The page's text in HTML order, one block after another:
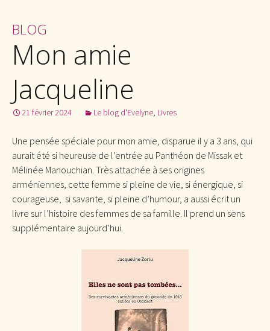
BLOG
Mon amie
Jacqueline
21 février 2024 Le blog d'Evelyne, Livres
Une pensée spéciale pour mon amie, disparue il y a 3 ans, qui
aurait été si heureuse de l’entrée au Panthéon de Missak et
Mélinée Manouchian. Très attachée à ses origines
arméniennes, cette femme si pleine de vie, si énergique, si
courageuse, si savante, si pleine d’humour, a aussi écrit un
livre sur l’histoire des femmes de sa famille. Il prend un sens
supplémentaire aujourd’hui.